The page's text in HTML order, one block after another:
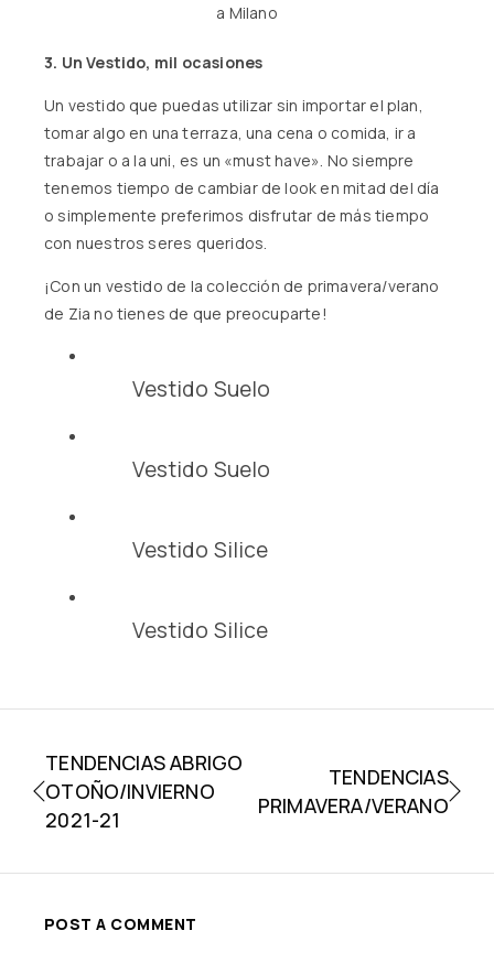
a Milano
3. Un Vestido, mil ocasiones
Un vestido que puedas utilizar sin importar el plan,
tomar algo en una terraza, una cena o comida, ir a
trabajar o a la uni, es un «must have». No siempre
tenemos tiempo de cambiar de look en mitad del día
o simplemente preferimos disfrutar de más tiempo
con nuestros seres queridos.
¡Con un vestido de la colección de primavera/verano
de Zia no tienes de que preocuparte!
Vestido Suelo
Vestido Suelo
Vestido Silice
Vestido Silice
TENDENCIAS ABRIGO
OTOÑO/INVIERNO
2021-21
TENDENCIAS
PRIMAVERA/VERANO
POST A COMMENT